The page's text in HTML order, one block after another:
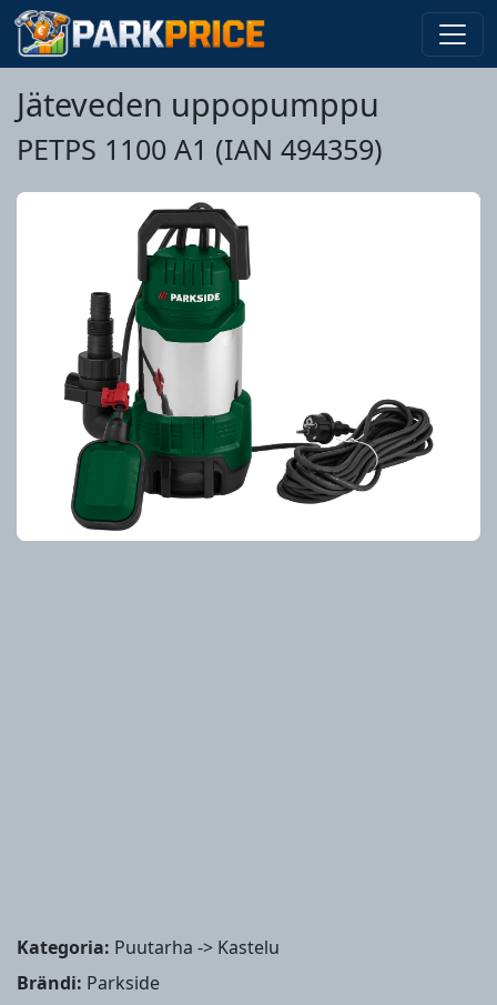
Jäteveden uppopumppu
PETPS 1100 A1 (IAN 494359)
Kategoria: Puutarha -> Kastelu
Brändi: Parkside